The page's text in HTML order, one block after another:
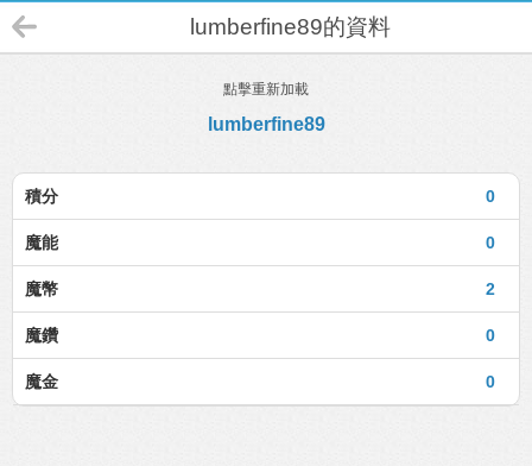
lumberfine89的資料
點擊重新加載
lumberfine89
0
積分
0
魔能
2
魔幣
0
魔鑽
0
魔金